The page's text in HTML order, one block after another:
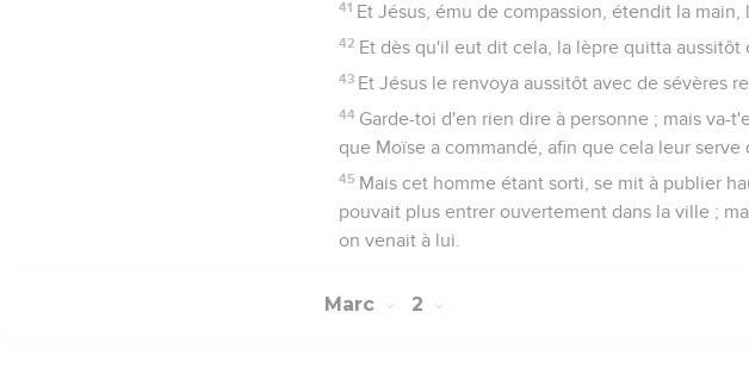
41 Et Jésus, ému de compassion, étendit la
42 Et dès qu'il eut dit cela, la lèpre quitta
43 Et Jésus le renvoya aussitôt avec de sévères
44 Garde-toi d'en rien dire à personne ; mais va-
que Moïse a commandé, afin que cela leur serve
45 Mais cet homme étant sorti, se mit à publier
pouvait plus entrer ouvertement dans la ville ;
on venait à lui.
Marc 2